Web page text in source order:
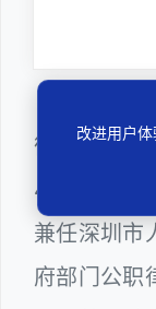
邓杰
衡（深圳）
兼任深圳市
府部门公职
改进用户